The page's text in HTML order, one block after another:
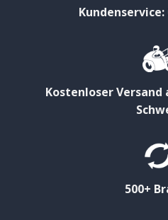
Kundenservice:
Kostenloser Versand
500+